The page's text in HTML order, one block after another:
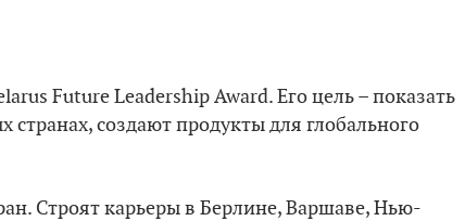
Future Leadership Award. Его цель – показать
создают продукты для глобального
Строят карьеры в Берлине, Варшаве, Нью-